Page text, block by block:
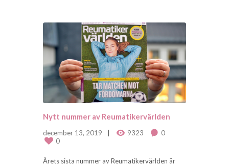
Nytt nummer av Reumatikervärlden
december 13, 2019 9323
0
0
Årets sista nummer av Reumatikervärlden är